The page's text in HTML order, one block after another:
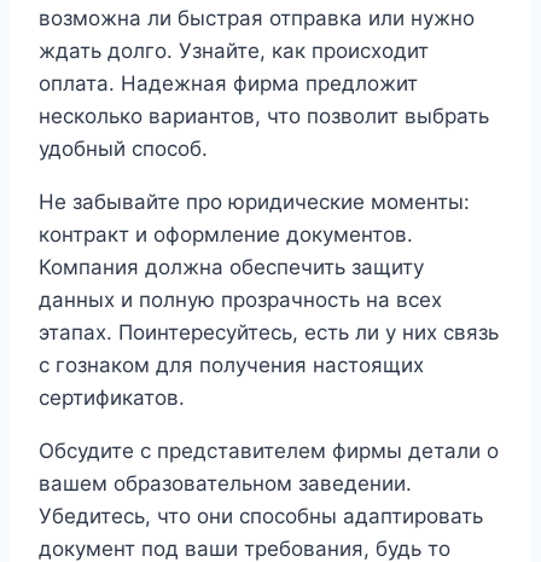
возможна ли быстрая отправка или нужно
ждать долго. Узнайте, как происходит
оплата. Надежная фирма предложит
несколько вариантов, что позволит выбрать
удобный способ.
Не забывайте про юридические моменты:
контракт и оформление документов.
Компания должна обеспечить защиту
данных и полную прозрачность на всех
этапах. Поинтересуйтесь, есть ли у них связь
с гознаком для получения настоящих
сертификатов.
Обсудите с представителем фирмы детали о
вашем образовательном заведении.
Убедитесь, что они способны адаптировать
документ под ваши требования, будь то